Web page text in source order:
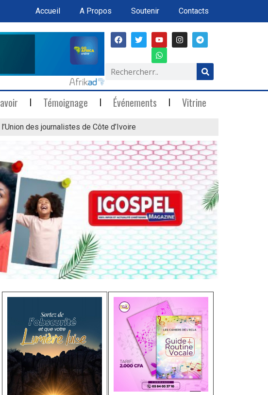
Accueil A Propos Soutenir Contacts
Témoignage Événements Vitrine
des journalistes de Côte d’Ivoire